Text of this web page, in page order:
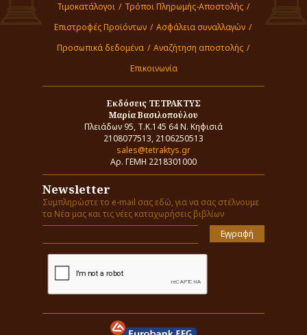
Τιμοκατάλογοι / Τρόποι Πληρωμής-Αποστολής /
Επιστροφές Προϊόντων / Ασφάλεια συναλλαγών /
Προσωπικά δεδομένα / Αναζήτηση αποστολής /
Επικοινωνία
Εκδόσεις ΤΕΤΡΑΚΤΥΣ
Μαρία Βασιλοπούλου
Πλειάδων 95, Τ.Κ.145 64 Ν. Κηφισιά
2108077513, 2106250513
sales@tetraktys.gr
Αρ. ΓΕΜΗ 2218301000
Newsletter
Συμπληρώστε το e-mail σας εδώ, για να σας στέλνουμε
τα Νέα μας και τις νέες καταχωρήσεις βιβλίων